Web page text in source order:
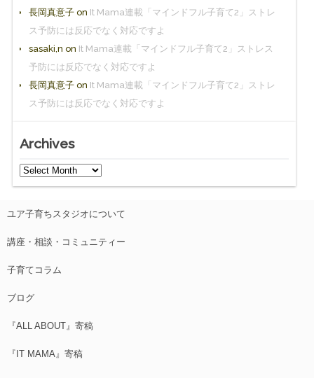
長岡真意子on It Mama連載「マインドフル子育て2」ストレ
ス予防には反応でなく対応ですよ
sasaki,n on It Mama連載「マインドフル子育て2」ストレス
予防には反応でなく対応ですよ
長岡真意子on It Mama連載「マインドフル子育て2」ストレ
ス予防には反応でなく対応ですよ
Archives
ユア子育ちスタジオについて
講座・相談・コミュニティー
子育てコラム
ブログ
『ALL ABOUT』寄稿
『IT MAMA』寄稿